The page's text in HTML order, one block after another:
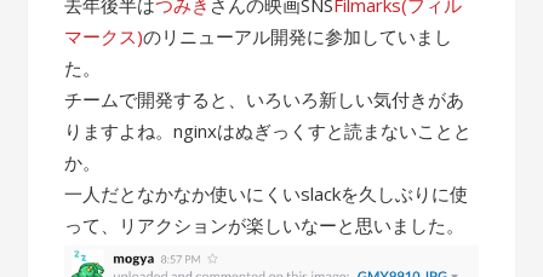
去年後半はつみき さんの映画SNSFilmarks(フィル
マークス)のリニューアル開発に参加していまし
た。
チームで開発すると、いろいろ新しい気付きがあ
りますよね。nginxはぬぎっくすと読まないことと
か。
一人だとなかなか使いにくいslackを久しぶりに使
って、リアクションが楽しいなーと思いました。